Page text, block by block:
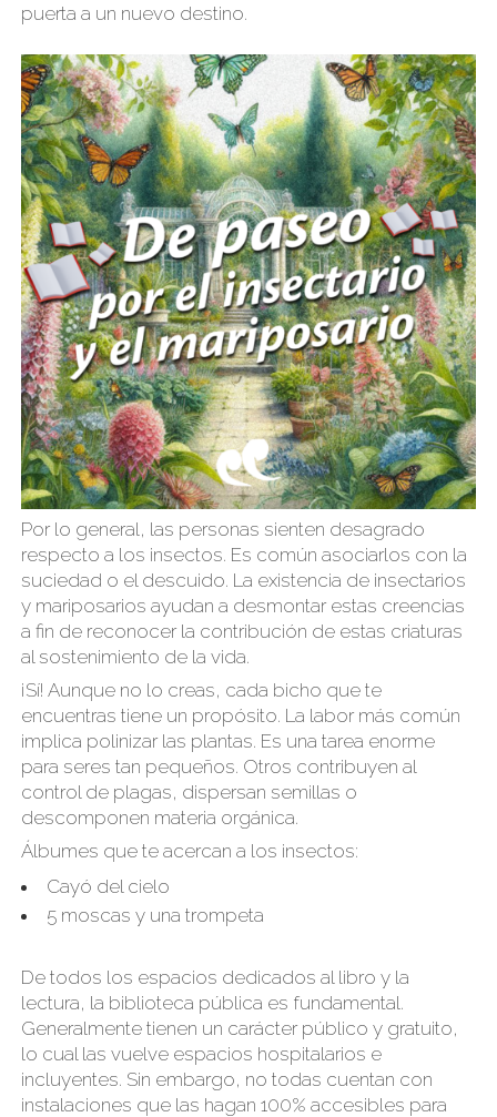
puerta a un nuevo destino.
Por lo general, las personas sienten desagrado
respecto a los insectos. Es común asociarlos con la
suciedad o el descuido. La existencia de insectarios
y mariposarios ayudan a desmontar estas creencias
a fin de reconocer la contribución de estas criaturas
al sostenimiento de la vida.
¡Sí! Aunque no lo creas, cada bicho que te
encuentras tiene un propósito. La labor más común
implica polinizar las plantas. Es una tarea enorme
para seres tan pequeños. Otros contribuyen al
control de plagas, dispersan semillas o
descomponen materia orgánica.
Álbumes que te acercan a los insectos:
Cayó del cielo
5 moscas y una trompeta
De todos los espacios dedicados al libro y la
lectura, la biblioteca pública es fundamental.
Generalmente tienen un carácter público y gratuito,
lo cual las vuelve espacios hospitalarios e
incluyentes. Sin embargo, no todas cuentan con
instalaciones que las hagan 100% accesibles para